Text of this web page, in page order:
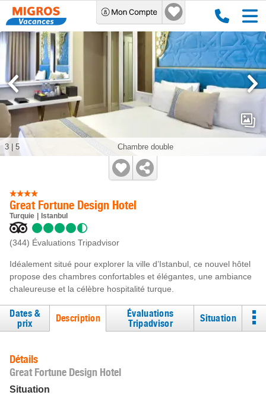
Great Fortune Design Hotel
Turquie Istanbul
(344) Évaluations Tripadvisor
Idéalement situé pour explorer la ville d’Istanbul, ce nouvel hôtel
propose des chambres confortables et élégantes, une ambiance
chaleureuse et la célèbre hospitalité turque.
Chambre double
3 5
Dates &
prix
Description
Évaluations
Tripadvisor
Situation
Détails
Great Fortune Design Hotel
Situation